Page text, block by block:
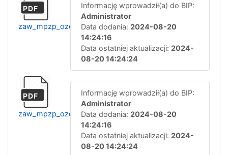
PDF
zaw_mpzp_ozenowe_zal_1_ark_11_17-
Informację wprowadził(a) do BIP:
Administrator
Data dodania: 2024-08-20
14:24:16
Data ostatniej aktualizacji: 2024-
08-20 14:24:24
PDF
zaw_mpzp_ozenowe_zal_1_ark_1_10-
Informację wprowadził(a) do BIP:
Administrator
Data dodania: 2024-08-20
14:24:16
Data ostatniej aktualizacji: 2024-
08-20 14:24:24